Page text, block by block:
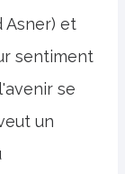
Asner) et
sentiment
se
un